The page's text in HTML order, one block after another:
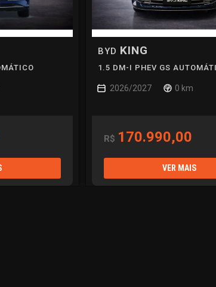
BYD KING
1.5 DM-I PHEV GS
2026/2027 0 km
R$ 170.990,00
VER MAIS